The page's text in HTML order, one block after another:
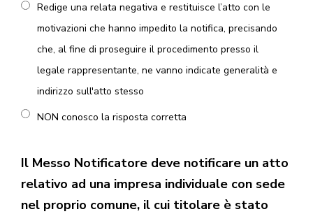
Redige una relata negativa e restituisce l’atto con le
motivazioni che hanno impedito la notifica, precisando
che, al fine di proseguire il procedimento presso il
legale rappresentante, ne vanno indicate generalità e
indirizzo sull'atto stesso
NON conosco la risposta corretta
Il Messo Notificatore deve notificare un atto
relativo ad una impresa individuale con sede
nel proprio comune, il cui titolare è stato